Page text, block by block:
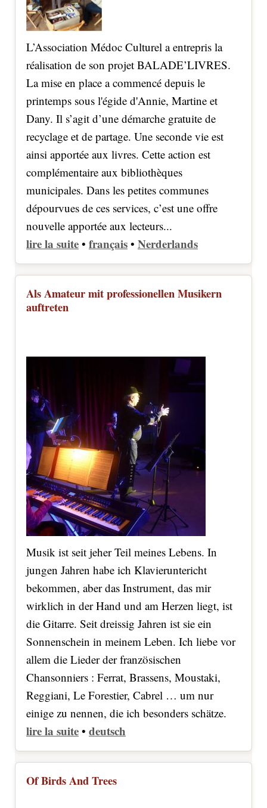
L’Association Médoc Culturel a entrepris la
réalisation de son projet BALADE’LIVRES.
La mise en place a commencé depuis le
printemps sous l'égide d'Annie, Martine et
Dany. Il s’agit d’une démarche gratuite de
recyclage et de partage. Une seconde vie est
ainsi apportée aux livres. Cette action est
complémentaire aux bibliothèques
municipales. Dans les petites communes
dépourvues de ces services, c’est une offre
nouvelle apportée aux lecteurs...
lire la suite • français • Nerderlands
Als Amateur mit professionellen Musikern
auftreten
Musik ist seit jeher Teil meines Lebens. In
jungen Jahren habe ich Klavieruntericht
bekommen, aber das Instrument, das mir
wirklich in der Hand und am Herzen liegt, ist
die Gitarre. Seit dreissig Jahren ist sie ein
Sonnenschein in meinem Leben. Ich liebe vor
allem die Lieder der französischen
Chansonniers : Ferrat, Brassens, Moustaki,
Reggiani, Le Forestier, Cabrel … um nur
einige zu nennen, die ich besonders schätze.
lire la suite • deutsch
Of Birds And Trees